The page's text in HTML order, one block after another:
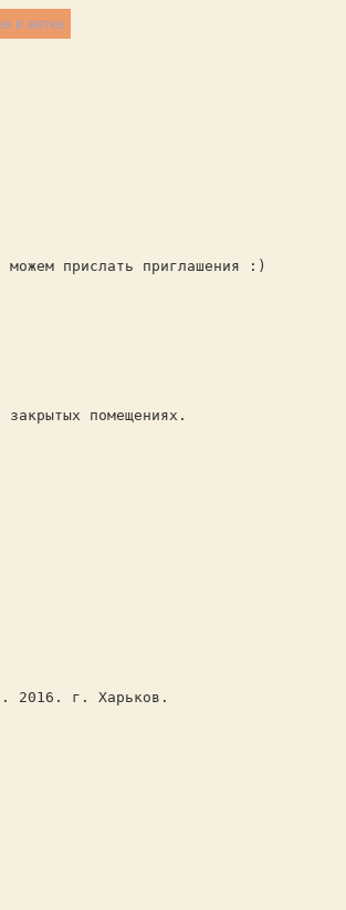
в ветке
можем прислать приглашения :)
помещениях.
2016. г. Харьков.